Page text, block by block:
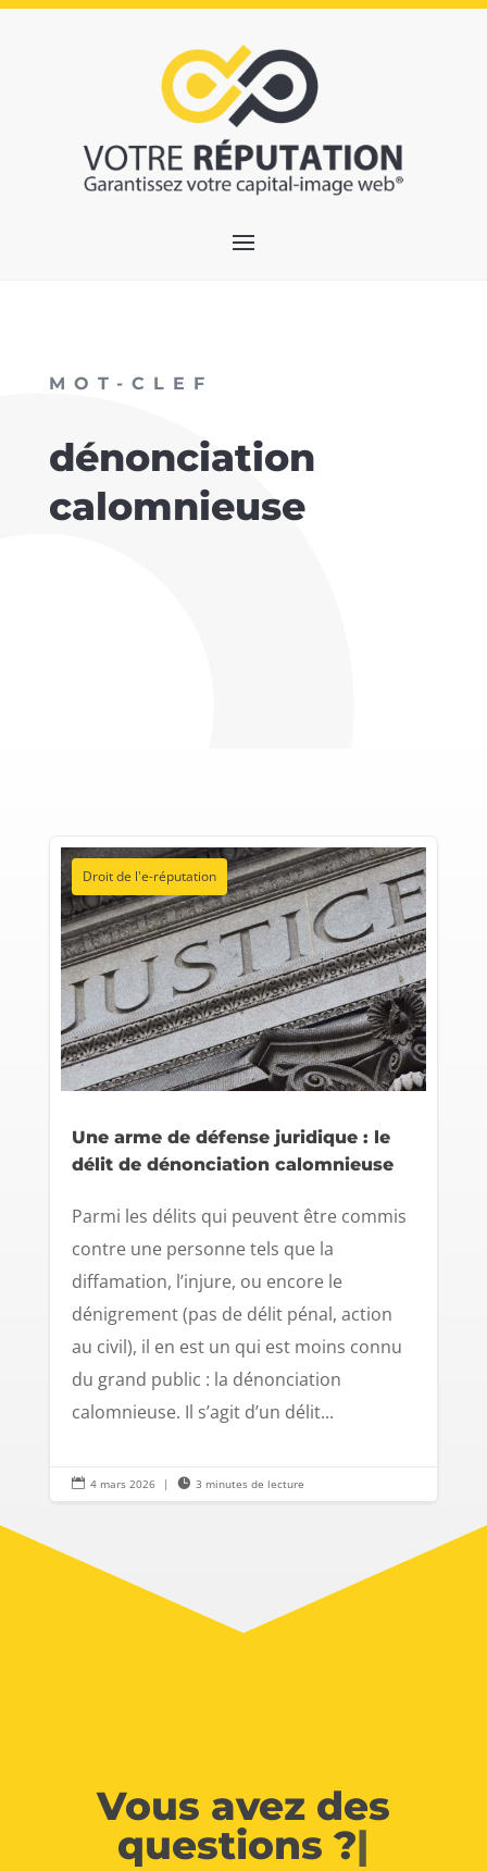
MOT-CLEF
dénonciation
calomnieuse
Droit de l'e-réputation
Une arme de défense juridique : le
délit de dénonciation calomnieuse
Parmi les délits qui peuvent être commis
contre une personne tels que la
diffamation, l’injure, ou encore le
dénigrement (pas de délit pénal, action
au civil), il en est un qui est moins connu
du grand public : la dénonciation
calomnieuse. Il s’agit d’un délit...
 4 mars 2026 |  3 minutes de lecture
Vous avez des
questions ?|